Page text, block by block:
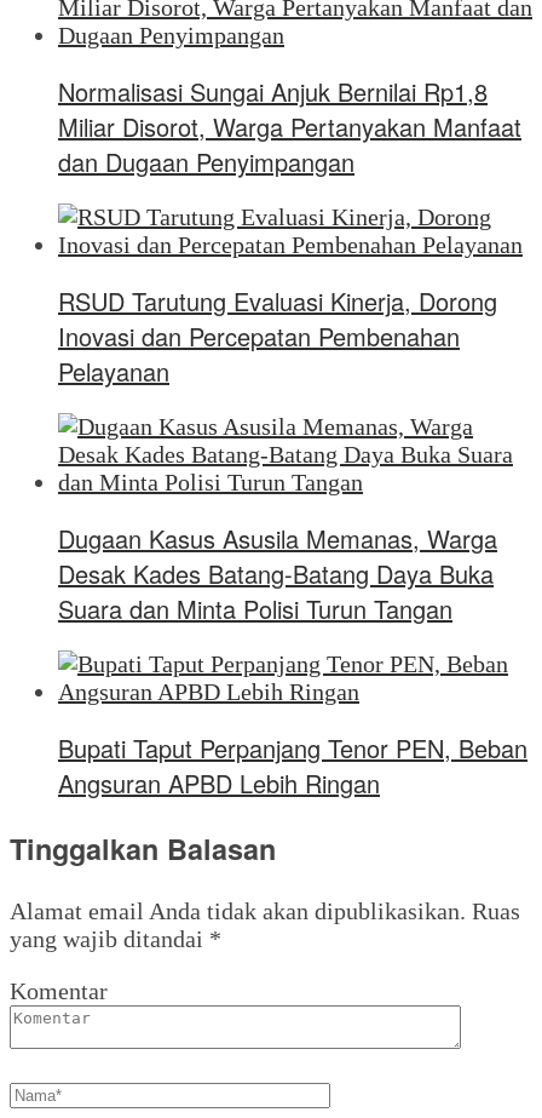
Normalisasi Sungai Anjuk Bernilai Rp1,8
Miliar Disorot, Warga Pertanyakan Manfaat
dan Dugaan Penyimpangan
RSUD Tarutung Evaluasi Kinerja, Dorong
Inovasi dan Percepatan Pembenahan
Pelayanan
Dugaan Kasus Asusila Memanas, Warga
Desak Kades Batang-Batang Daya Buka
Suara dan Minta Polisi Turun Tangan
Bupati Taput Perpanjang Tenor PEN, Beban
Angsuran APBD Lebih Ringan
Tinggalkan Balasan
Alamat email Anda tidak akan dipublikasikan. Ruas
yang wajib ditandai *
Komentar